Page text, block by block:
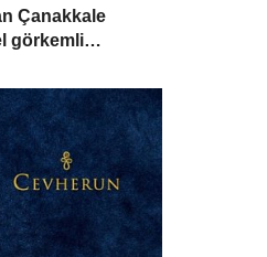
Çanakkale
görkemli